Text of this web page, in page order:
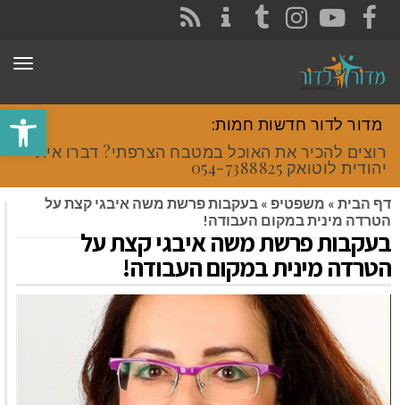
פתח
FACEBOOK
YOUTUBE
INSTAGRAM
TUMBLR
מדור לדור חדשות חמות:
רוצים להכיר את האוכל במטבח הצרפתי? דברו איתי
יהודית לוטואק 054-7388825.
דף הבית » משפטיפ » בעקבות פרשת משה איבגי קצת על
הטרדה מינית במקום העבודה!
בעקבות פרשת משה איבגי קצת על
הטרדה מינית במקום העבודה!